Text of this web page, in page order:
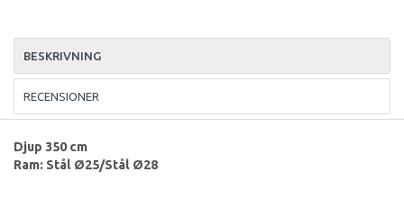
BESKRIVNING
RECENSIONER
Djup 350 cm
Ram: Stål Ø25/Stål Ø28